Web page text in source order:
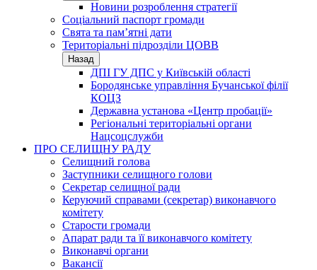
Новини розроблення стратегії
Соціальний паспорт громади
Свята та пам’ятні дати
Територіальні підрозділи ЦОВВ
Назад
ДПІ ГУ ДПС у Київській області
Бородянське управління Бучанської філії
КОЦЗ
Державна установа «Центр пробації»
Регіональні територіальні органи
Нацсоцслужби
ПРО СЕЛИЩНУ РАДУ
Селищний голова
Заступники селищного голови
Секретар селищної ради
Керуючий справами (секретар) виконавчого
комітету
Старости громади
Апарат ради та її виконавчого комітету
Виконавчі органи
Вакансії